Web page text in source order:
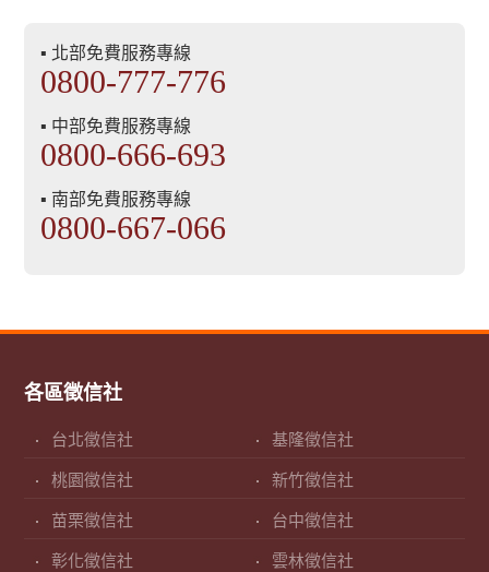
▪ 北部免費服務專線
0800-777-776
▪ 中部免費服務專線
0800-666-693
▪ 南部免費服務專線
0800-667-066
各區徵信社
台北徵信社 基隆徵信社
桃園徵信社 新竹徵信社
苗栗徵信社 台中徵信社
彰化徵信社 雲林徵信社